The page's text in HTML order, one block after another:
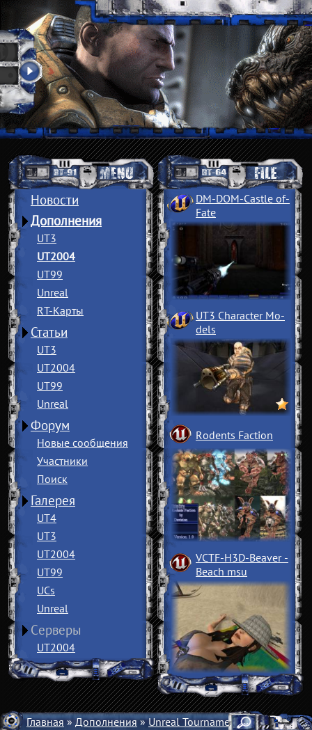
Новости
Дополнения
UT3
UT2004
UT99
Unreal
RT-Карты
Статьи
UT3
UT2004
UT99
Unreal
Форум
Новые сообщения
Участники
Поиск
Галерея
UT4
UT3
UT2004
UT99
UCs
Unreal
Серверы
UT2004
DM-DOM-Castle of­
Fate
UT3 Character Mo­
dels
Rodents Faction
VCTF-H3D-Beaver ­
Beach msu
Главная»Дополнения»Unreal Tournament 2004»Карты